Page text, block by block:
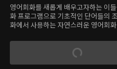
영어회화를 새롭게 배우고자하는 이
화 프로그램으로 기초적인 단어들의
화에서 사용하는 자연스러운 영어회